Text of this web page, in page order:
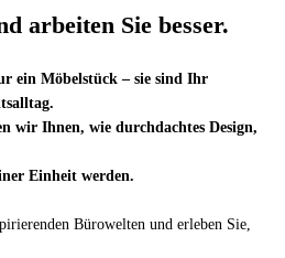
arbeiten Sie besser.
ein Möbelstück – sie sind Ihr
wir Ihnen, wie durchdachtes Design,
Einheit werden.
Bürowelten und erleben Sie,